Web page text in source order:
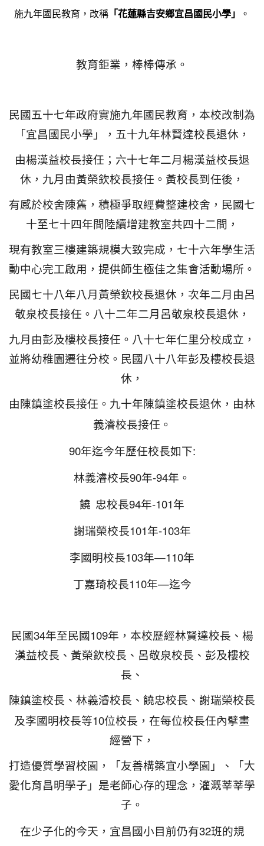
施九年國民教育，改稱 「花蓮縣吉安鄉宜昌國民小學」 。
教育鉅業，棒棒傳承。
民國五十七年政府實施九年國民教育，本校改制為
「宜昌國民小學」，五十九年林賢達校長退休，
由楊漢益校長接任；六十七年二月楊漢益校長退
休，九月由黃榮欽校長接任。黃校長到任後，
有感於校舍陳舊，積極爭取經費整建校舍，民國七
十至七十四年間陸續增建教室共四十二間，
現有教室三樓建築規模大致完成，七十六年學生活
動中心完工啟用，提供師生極佳之集會活動場所。
民國七十八年八月黃榮欽校長退休，次年二月由呂
敬泉校長接任。八十二年二月呂敬泉校長退休，
九月由彭及樓校長接任。八十七年仁里分校成立，
並將幼稚園遷往分校。民國八十八年彭及樓校長退
休，
由陳鎮塗校長接任。九十年陳鎮塗校長退休，由林
義濬校長接任。
90年迄今年歷任校長如下:
林義濬校長90年-94年。
饒 忠校長94年-101年
謝瑞榮校長101年-103年
李國明校長103年—110年
丁嘉琦校長110年—迄今
民國34年至民國 109年，本校歷經林賢達校長、楊
漢益校長、黃榮欽校長、呂敬泉校長、彭及樓校
長、
陳鎮塗校長、林義濬校長、饒忠校長、謝瑞榮校長
及李國明校長等10位校長，在每位校長任內擘畫
經營下，
打造優質學習校園，
「友善構築宜小學園」、「大
愛化育昌明學子」是老師心存的理念，灌溉莘莘學
子 。
在少子化的今天，宜昌國小目前仍有32班的規